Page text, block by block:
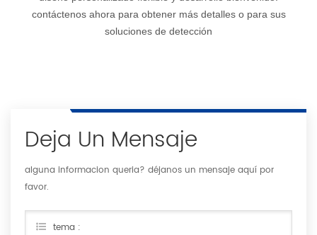
contáctenos ahora para obtener más detalles o para sus
soluciones de detección
Deja Un Mensaje
alguna informacion queria? déjanos un mensaje aquí por
favor.
tema :